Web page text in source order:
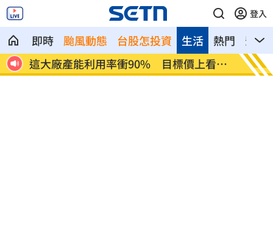
登入
即時 颱風動態 台股怎投資 熱門 影音
生活
埃及知名女星涉毒被判死 引發社會震驚 桃園